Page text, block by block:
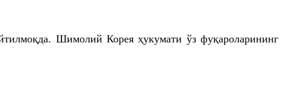
Шимолий Корея ҳукумати ўз фуқароларининг